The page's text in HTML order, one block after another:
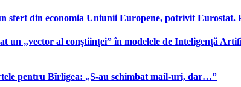
sfert din economia Uniunii Europene, potrivit
un „vector al conștiinței” în modelele de Inteligență
pentru Bîrligea: „S-au schimbat mail-uri, dar…”